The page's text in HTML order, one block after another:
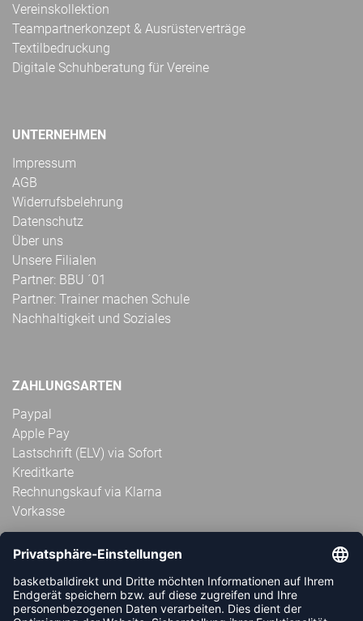
Vereinskollektion
Teampartnerkonzept & Ausrüsterverträge
Textilbedruckung
Digitale Schuhberatung für Vereine
UNTERNEHMEN
Impressum
AGB
Widerrufsbelehrung
Datenschutz
Über uns
Unsere Filialen
Partner: BBU ´01
Partner: Trainer machen Schule
Nachhaltigkeit und Soziales
ZAHLUNGSARTEN
Paypal
Apple Pay
Lastschrift (ELV) via Sofort
Kreditkarte
Rechnungskauf via Klarna
Vorkasse
ABONNIERE JETZT DEN KOSTENLOSEN
HANDBALLDIREKT-NEWSLETTER UND VERPASSE KEINE
NEUIGKEIT ODER AKTION MEHR.